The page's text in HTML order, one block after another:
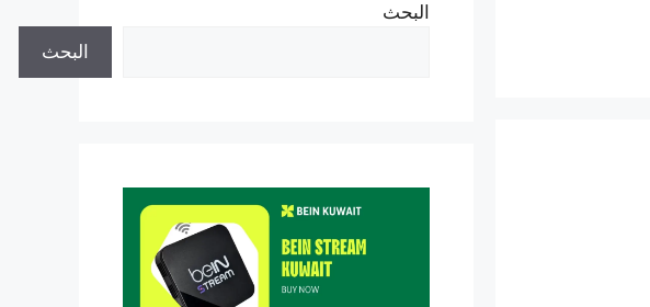
البحث
البحث